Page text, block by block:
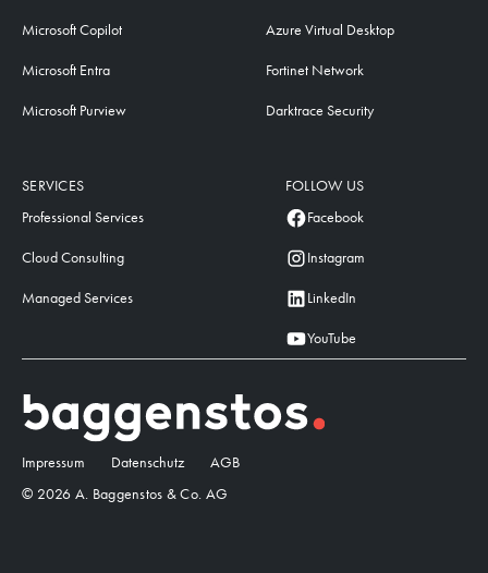
SERVICES
Professional Services
Cloud Consulting
Managed Services
Microsoft Copilot
Microsoft Entra
Microsoft Purview
Azure Virtual Desktop
Fortinet Network
Darktrace Security
FOLLOW US
Facebook
Instagram
LinkedIn
YouTube
Impressum Datenschutz
AGB
© 2026 A. Baggenstos & Co. AG